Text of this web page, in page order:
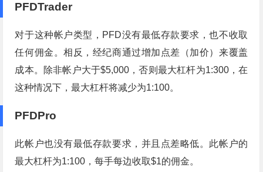
PFDTrader
对于这种帐户类型，PFD没有最低存款要求，也不收取
任何佣金。相反，经纪商通过增加点差（加价）来覆盖
成本。除非帐户大于$5,000，否则最大杠杆为1:300，在
这种情况下，最大杠杆将减少为1:100。
PFDPro
此帐户也没有最低存款要求，并且点差略低。此帐户的
最大杠杆为1:100，每手每边收取$1的佣金。